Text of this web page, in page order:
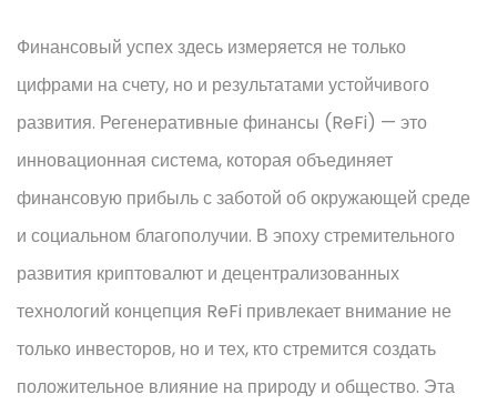
Финансовый успех здесь измеряется не только
цифрами на счету, но и результатами устойчивого
развития. Регенеративные финансы (ReFi) — это
инновационная система, которая объединяет
финансовую прибыль с заботой об окружающей среде
и социальном благополучии. В эпоху стремительного
развития криптовалют и децентрализованных
технологий концепция ReFi привлекает внимание не
только инвесторов, но и тех, кто стремится создать
положительное влияние на природу и общество. Эта